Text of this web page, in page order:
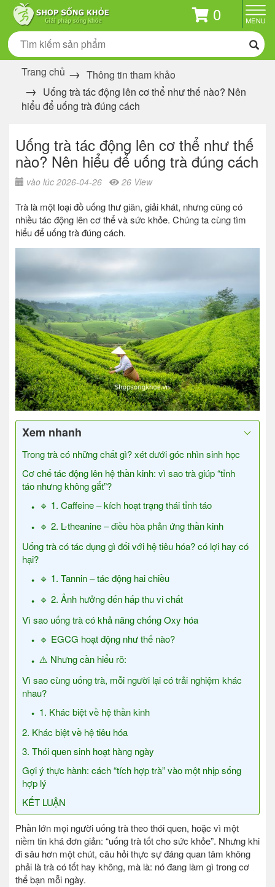
0
Trang chủ
Thông tin tham khảo
Uống trà tác động lên cơ thể như thế nào? Nên
hiểu để uống trà đúng cách
Uống trà tác động lên cơ thể như thế
nào? Nên hiểu để uống trà đúng cách
vào lúc 2026-04-26 26 View
Trà là một loại đồ uống thư giãn, giải khát, nhưng cũng có
nhiều tác động lên cơ thể và sức khỏe. Chúng ta cùng tìm
hiểu để uống trà đúng cách.
Xem nhanh
Trong trà có những chất gì? xét dưới góc nhìn sinh học
Cơ chế tác động lên hệ thần kinh: vì sao trà giúp “tỉnh
táo nhưng không gắt”?
🔹 1. Caffeine – kích hoạt trạng thái tỉnh táo
🔹 2. L-theanine – điều hòa phản ứng thần kinh
Uống trà có tác dụng gì đối với hệ tiêu hóa? có lợi hay có
hại?
🔹 1. Tannin – tác động hai chiều
🔹 2. Ảnh hưởng đến hấp thu vi chất
Vì sao uống trà có khả năng chống Oxy hóa
🔹 EGCG hoạt động như thế nào?
⚠️ Nhưng cần hiểu rõ:
Vì sao cùng uống trà, mỗi người lại có trải nghiệm khác
nhau?
1. Khác biệt về hệ thần kinh
2. Khác biệt về hệ tiêu hóa
3. Thói quen sinh hoạt hàng ngày
Gợi ý thực hành: cách “tích hợp trà” vào một nhịp sống
hợp lý
KẾT LUẬN
Phần lớn mọi người uống trà theo thói quen, hoặc vì một
niềm tin khá đơn giản: “uống trà tốt cho sức khỏe”. Nhưng khi
đi sâu hơn một chút, câu hỏi thực sự đáng quan tâm không
phải là trà có tốt hay không, mà là: nó đang làm gì trong cơ
thể bạn mỗi ngày.